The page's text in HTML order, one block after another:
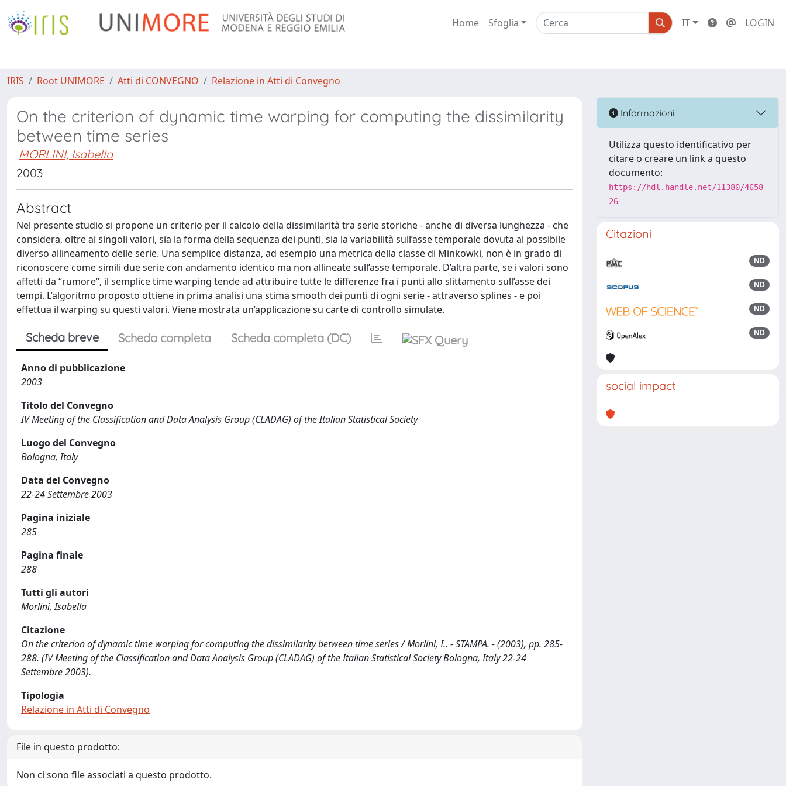
Home Sfoglia IT LOGIN
IRIS Root UNIMORE Atti di CONVEGNO Relazione in Atti di Convegno
On the criterion of dynamic time warping for computing the dissimilarity
between time series
MORLINI, Isabella
2003
Abstract
Nel presente studio si propone un criterio per il calcolo della dissimilarità tra serie storiche - anche di diversa lunghezza - che
considera, oltre ai singoli valori, sia la forma della sequenza dei punti, sia la variabilità sull’asse temporale dovuta al possibile
diverso allineamento delle serie. Una semplice distanza, ad esempio una metrica della classe di Minkowki, non è in grado di
riconoscere come simili due serie con andamento identico ma non allineate sull’asse temporale. D’altra parte, se i valori sono
affetti da “rumore”, il semplice time warping tende ad attribuire tutte le differenze fra i punti allo slittamento sull’asse dei
tempi. L’algoritmo proposto ottiene in prima analisi una stima smooth dei punti di ogni serie - attraverso splines - e poi
effettua il warping su questi valori. Viene mostrata un’applicazione su carte di controllo simulate.
Scheda breve Scheda completa Scheda completa (DC)
Anno di pubblicazione
2003
Titolo del Convegno
IV Meeting of the Classification and Data Analysis Group (CLADAG) of the Italian Statistical Society
Luogo del Convegno
Bologna, Italy
Data del Convegno
22-24 Settembre 2003
Pagina iniziale
285
Pagina finale
288
Tutti gli autori
Morlini, Isabella
Citazione
On the criterion of dynamic time warping for computing the dissimilarity between time series / Morlini, I.. - STAMPA. - (2003), pp. 285-
288. (IV Meeting of the Classification and Data Analysis Group (CLADAG) of the Italian Statistical Society Bologna, Italy 22-24
Settembre 2003).
Tipologia
Relazione in Atti di Convegno
File in questo prodotto:
Non ci sono file associati a questo prodotto.
Informazioni
Utilizza questo identificativo per
citare o creare un link a questo
documento:
https://hdl.handle.net/11380/4658
26
Citazioni
ND
ND
ND
ND
social impact